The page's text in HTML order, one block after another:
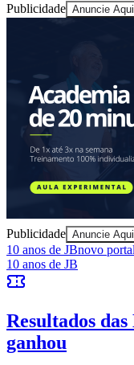
Sport
Publicidade Anuncie Aqui
Publicidade Anuncie Aqui